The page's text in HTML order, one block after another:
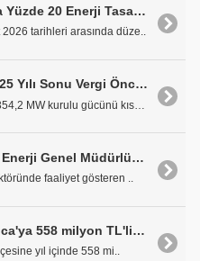
Euroshop 2026'da Yüzde 20 Enerji Tasarrufu Sağlayan Akıllı Camlar Tanıtıldı
tarihleri arasında düze..
Galata Wind'in 2025 Yılı Sonu Vergi Öncesi Karı 1,36 Milyar TL Oldu
HUN Yenilenebilir Enerji Genel Müdürlük Görevine Yaşar Var Atandı
faaliyet gösteren ..
AEDAŞ'tan Kumluca'ya 558 milyon TL'lik Şebeke Yatırımı
yıl içinde 558 mi..